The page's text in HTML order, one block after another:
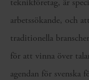
arbetssökande, och
traditionella
för att vinna över
agendan för